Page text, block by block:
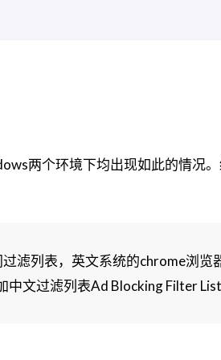
两个环境下均出现如此的情况
滤列表，英文系统的chrome浏览
文过滤列表Ad Blocking Filter